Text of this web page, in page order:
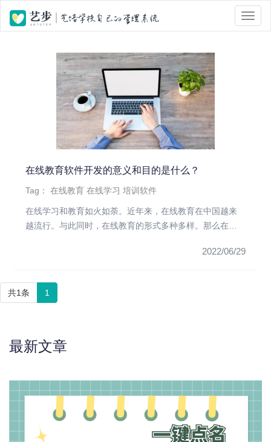
位置 : 首页 > Tag 标签页面 > 在线学习
在线教育软件开发的意义和目的是什么？
Tag：在线教育 在线学习 培训软件
在线学习和教育如火如荼。近年来，在线教育在中国越来
越流行。与此同时，在线教育的形式多种多样。那么在线
2022/06/29
共1条 1
最新文章